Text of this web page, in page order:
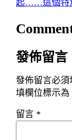
起……這個特
發佈留言
發佈留言必須
填欄位標示為
留言 *